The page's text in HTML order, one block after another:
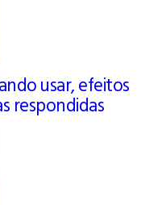
usar, efeitos
respondidas